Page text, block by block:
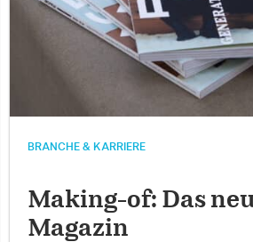
BRANCHE & KARRIERE
Making-of: Das
Magazin